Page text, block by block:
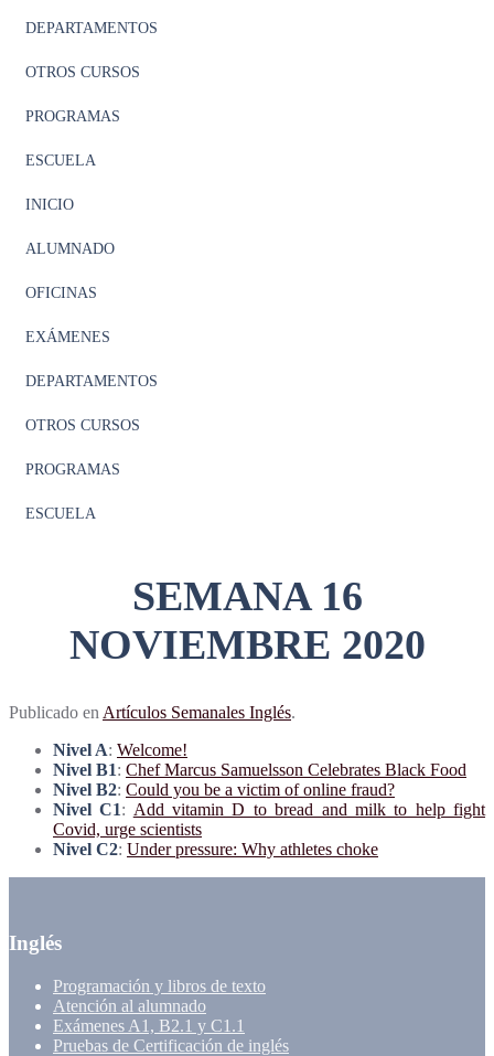
DEPARTAMENTOS
OTROS CURSOS
PROGRAMAS
ESCUELA
INICIO
ALUMNADO
OFICINAS
EXÁMENES
DEPARTAMENTOS
OTROS CURSOS
PROGRAMAS
ESCUELA
SEMANA 16
NOVIEMBRE 2020
Publicado en Artículos Semanales Inglés.
Nivel A: Welcome!
Nivel B1: Chef Marcus Samuelsson Celebrates Black Food
Nivel B2: Could you be a victim of online fraud?
Nivel C1: Add vitamin D to bread and milk to help fight
Covid, urge scientists
Nivel C2: Under pressure: Why athletes choke
Inglés
Programación y libros de texto
Atención al alumnado
Exámenes A1, B2.1 y C1.1
Pruebas de Certificación de inglés